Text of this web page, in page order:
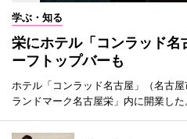
学ぶ・知る
栄にホテル「コンラッド
ーフトップバーも
ホテル「コンラッド名古屋」（名古
ランドマーク名古屋栄」内に開業した